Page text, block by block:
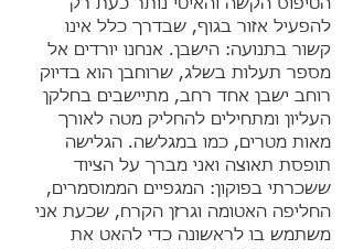
הטיפוס הקשה והאיטי נותר כעת רק
להפעיל אזור בגוף, שבדרך כלל אינו
קשור בתנועה: הישבן. אנחנו יורדים אל
מספר תעלות בשלג, שרוחבן הוא בדיוק
רוחב ישבן אחד רחב, מתיישבים בחלקן
העליון ומתחילים להחליק מטה לאורך
מאות מטרים, כמו במגלשה. הגלישה
תופסת תאוצה ואני מברך על הציוד
ששכרתי בפוקון: המגפיים הממוסמרים,
החליפה האטומה וגרזן הקרח, שכעת אני
משתמש בו לראשונה כדי להאט את